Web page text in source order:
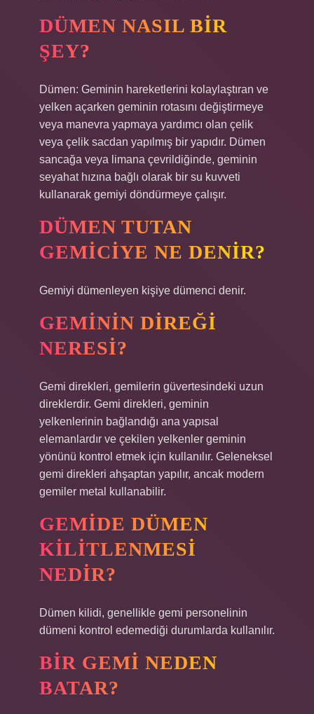
DÜMEN NASIL BIR
ŞEY?
Dümen: Geminin hareketlerini kolaylaştıran ve
yelken açarken geminin rotasını değiştirmeye
veya manevra yapmaya yardımcı olan çelik
veya çelik sacdan yapılmış bir yapıdır. Dümen
sancağa veya limana çevrildiğinde, geminin
seyahat hızına bağlı olarak bir su kuvveti
kullanarak gemiyi döndürmeye çalışır.
DÜMEN TUTAN
GEMICIYE NE DENIR?
Gemiyi dümenleyen kişiye dümenci denir.
GEMININ DIREĞI
NERESI?
Gemi direkleri, gemilerin güvertesindeki uzun
direklerdir. Gemi direkleri, geminin
yelkenlerinin bağlandığı ana yapısal
elemanlardır ve çekilen yelkenler geminin
yönünü kontrol etmek için kullanılır. Geleneksel
gemi direkleri ahşaptan yapılır, ancak modern
gemiler metal kullanabilir.
GEMIDE DÜMEN
KILITLENMESI
NEDIR?
Dümen kilidi, genellikle gemi personelinin
dümeni kontrol edemediği durumlarda kullanılır.
BIR GEMI NEDEN
BATAR?